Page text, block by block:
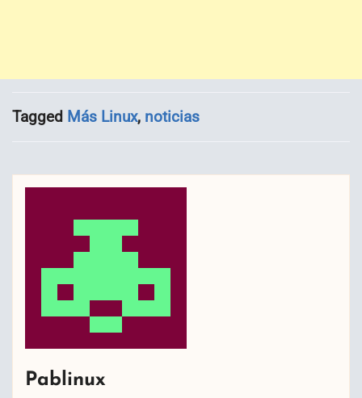
Tagged Más Linux, noticias
Pablinux